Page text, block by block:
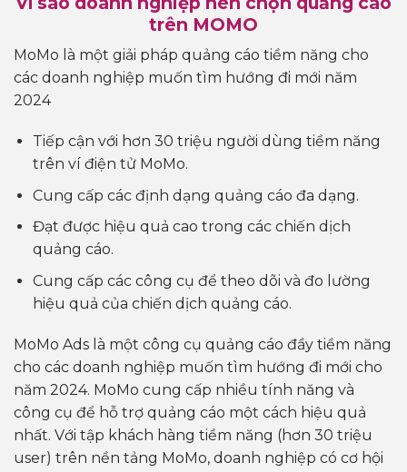
trên MOMO
MoMo là một giải pháp quảng cáo tiềm năng cho
các doanh nghiệp muốn tìm hướng đi mới năm
2024
Tiếp cận với hơn 30 triệu người dùng tiềm năng
trên ví điện tử MoMo.
Cung cấp các định dạng quảng cáo đa dạng.
Đạt được hiệu quả cao trong các chiến dịch
quảng cáo.
Cung cấp các công cụ để theo dõi và đo lường
hiệu quả của chiến dịch quảng cáo.
MoMo Ads là một công cụ quảng cáo đầy tiềm năng
cho các doanh nghiệp muốn tìm hướng đi mới cho
năm 2024. MoMo cung cấp nhiều tính năng và
công cụ để hỗ trợ quảng cáo một cách hiệu quả
nhất. Với tập khách hàng tiềm năng (hơn 30 triệu
user) trên nền tảng MoMo, doanh nghiệp có cơ hội